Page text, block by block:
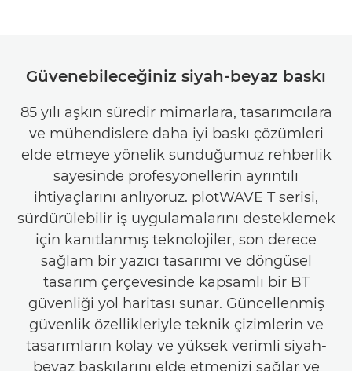
Güvenebileceğiniz siyah-beyaz baskı
85 yılı aşkın süredir mimarlara, tasarımcılara
ve mühendislere daha iyi baskı çözümleri
elde etmeye yönelik sunduğumuz rehberlik
sayesinde profesyonellerin ayrıntılı
ihtiyaçlarını anlıyoruz. plotWAVE T serisi,
sürdürülebilir iş uygulamalarını desteklemek
için kanıtlanmış teknolojiler, son derece
sağlam bir yazıcı tasarımı ve döngüsel
tasarım çerçevesinde kapsamlı bir BT
güvenliği yol haritası sunar. Güncellenmiş
güvenlik özellikleriyle teknik çizimlerin ve
tasarımların kolay ve yüksek verimli siyah-
beyaz baskılarını elde etmenizi sağlar ve